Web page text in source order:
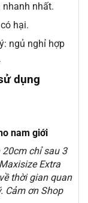
nhất.
hại.
ngủ nghỉ hợp
dụng
nam giới
chỉ sau 3
Extra
thời gian quan
Cảm ơn Shop